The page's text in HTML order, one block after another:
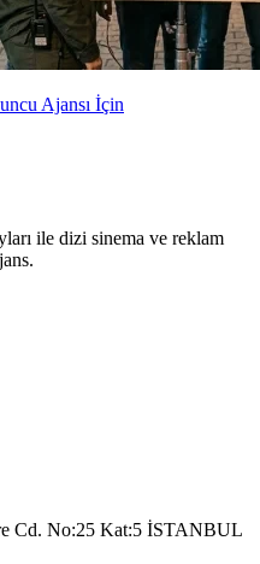
Ajansı İçin
ile dizi sinema ve reklam
Cd. No:25 Kat:5 İSTANBUL